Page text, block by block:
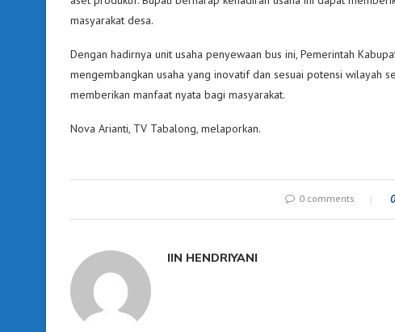
masyarakat desa.
Dengan hadirnya unit usaha penyewaan bus ini, Pemerintah
mengembangkan usaha yang inovatif dan sesuai potensi wilayah
memberikan manfaat nyata bagi masyarakat.
Nova Arianti, TV Tabalong, melaporkan.
0 comments
IIN HENDRIYANI